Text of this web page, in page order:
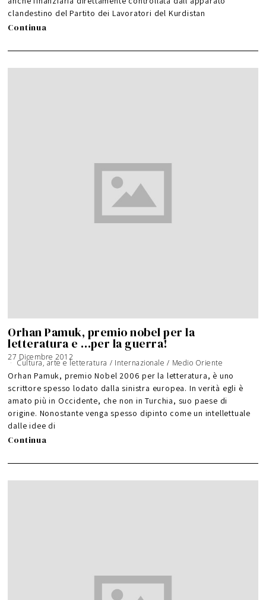
6
clandestino del Partito dei Lavoratori del Kurdistan
Continua
Orhan Pamuk, premio nobel per la
letteratura e …per la guerra!
27 Dicembre 2012
Cultura, arte e letteratura / Internazionale / Medio Oriente
Orhan Pamuk, premio Nobel 2006 per la letteratura, è uno
scrittore spesso lodato dalla sinistra europea. In verità egli è
amato più in Occidente, che non in Turchia, suo paese di
origine. Nonostante venga spesso dipinto come un intellettuale
dalle idee di
Continua